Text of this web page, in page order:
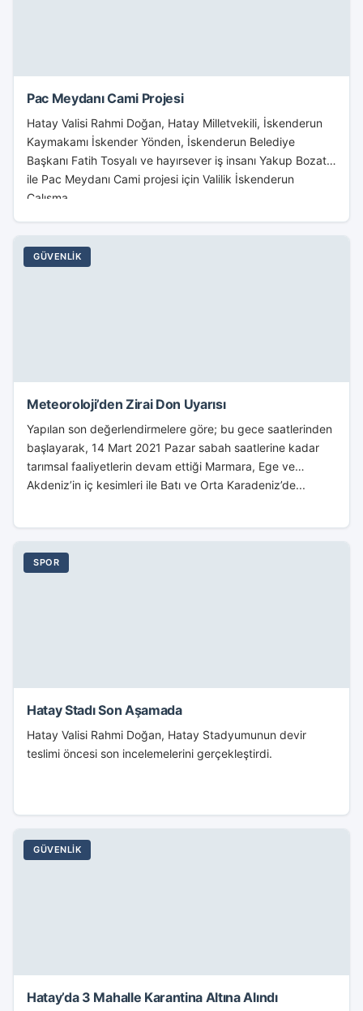
Pac Meydanı Cami Projesi
Hatay Valisi Rahmi Doğan, Hatay Milletvekili, İskenderun
Kaymakamı İskender Yönden, İskenderun Belediye
Başkanı Fatih Tosyalı ve hayırsever iş insanı Yakup Bozatlı
ile Pac Meydanı Cami projesi için Valilik İskenderun
Çalışma...
GÜVENLIK
Meteoroloji’den Zirai Don Uyarısı
Yapılan son değerlendirmelere göre; bu gece saatlerinden
başlayarak, 14 Mart 2021 Pazar sabah saatlerine kadar
tarımsal faaliyetlerin devam ettiği Marmara, Ege ve
Akdeniz’in iç kesimleri ile Batı ve Orta Karadeniz’de...
SPOR
Hatay Stadı Son Aşamada
Hatay Valisi Rahmi Doğan, Hatay Stadyumunun devir
teslimi öncesi son incelemelerini gerçekleştirdi.
GÜVENLIK
Hatay’da 3 Mahalle Karantina Altına Alındı